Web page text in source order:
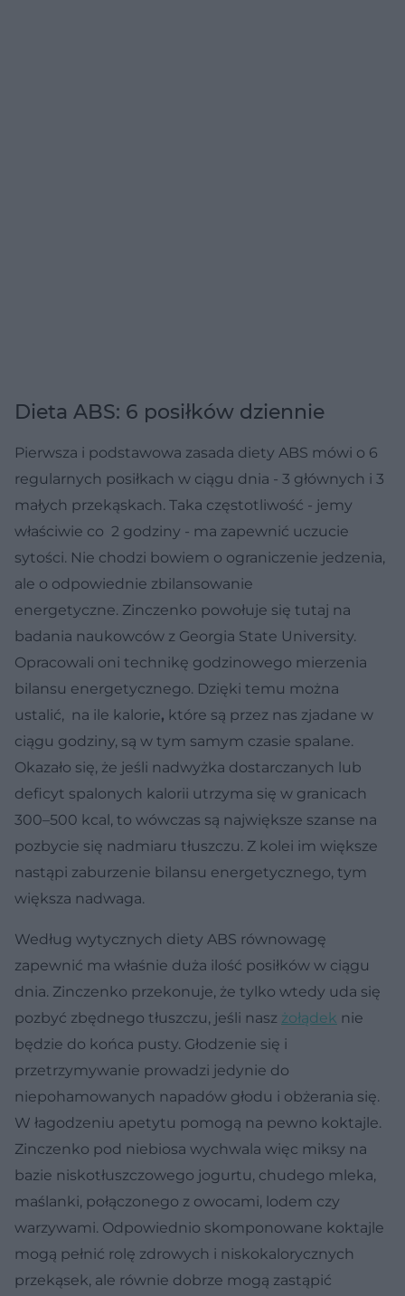
Dieta ABS: 6 posiłków dziennie
Pierwsza i podstawowa zasada diety ABS mówi o 6
regularnych posiłkach w ciągu dnia - 3 głównych i 3
małych przekąskach. Taka częstotliwość - jemy
właściwie co 2 godziny - ma zapewnić uczucie
sytości. Nie chodzi bowiem o ograniczenie jedzenia,
ale o odpowiednie zbilansowanie
energetyczne. Zinczenko powołuje się tutaj na
badania naukowców z Georgia State University.
Opracowali oni technikę godzinowego mierzenia
bilansu energetycznego. Dzięki temu można
ustalić, na ile kalorie, które są przez nas zjadane w
ciągu godziny, są w tym samym czasie spalane.
Okazało się, że jeśli nadwyżka dostarczanych lub
deficyt spalonych kalorii utrzyma się w granicach
300–500 kcal, to wówczas są największe szanse na
pozbycie się nadmiaru tłuszczu. Z kolei im większe
nastąpi zaburzenie bilansu energetycznego, tym
większa nadwaga.
Według wytycznych diety ABS równowagę
zapewnić ma właśnie duża ilość posiłków w ciągu
dnia. Zinczenko przekonuje, że tylko wtedy uda się
pozbyć zbędnego tłuszczu, jeśli nasz żołądek nie
będzie do końca pusty. Głodzenie się i
przetrzymywanie prowadzi jedynie do
niepohamowanych napadów głodu i obżerania się.
W łagodzeniu apetytu pomogą na pewno koktajle.
Zinczenko pod niebiosa wychwala więc miksy na
bazie niskotłuszczowego jogurtu, chudego mleka,
maślanki, połączonego z owocami, lodem czy
warzywami. Odpowiednio skomponowane koktajle
mogą pełnić rolę zdrowych i niskokalorycznych
przekąsek, ale równie dobrze mogą zastąpić